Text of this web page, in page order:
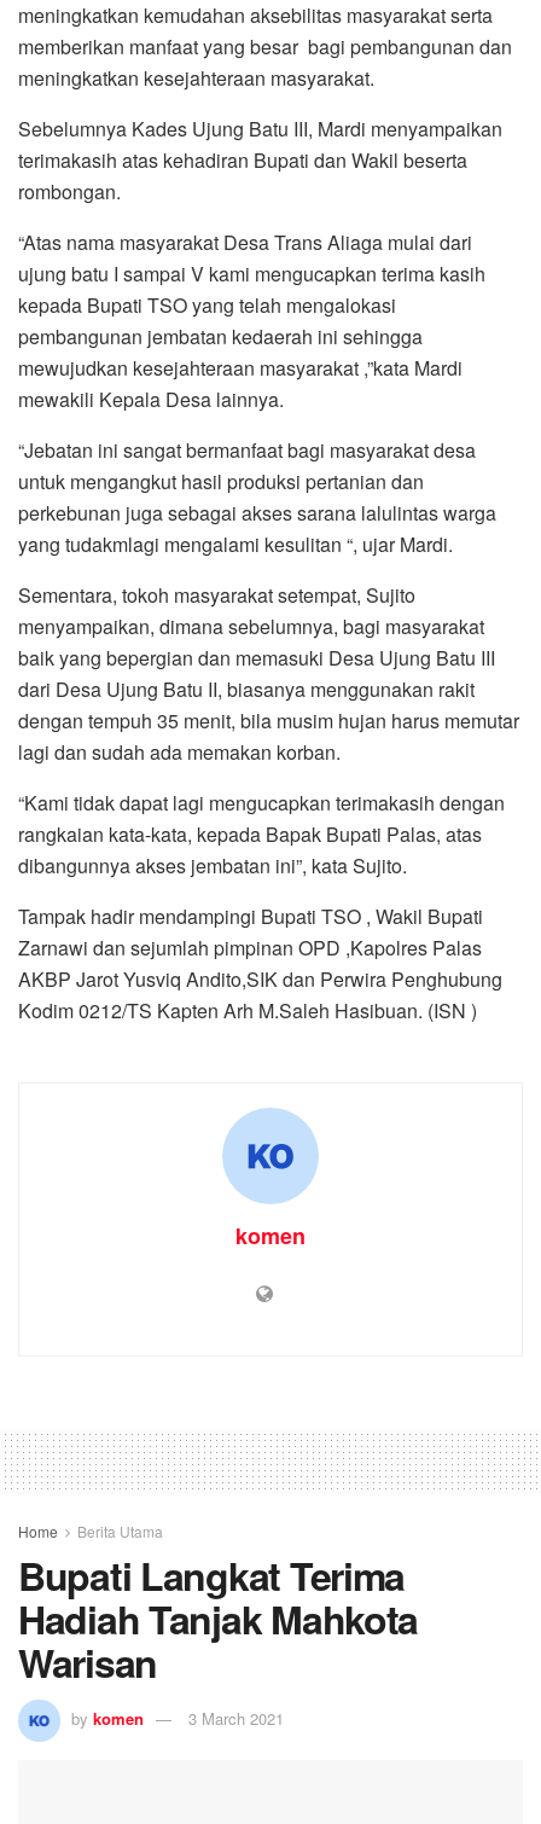
meningkatkan kemudahan aksebilitas masyarakat serta
memberikan manfaat yang besar bagi pembangunan dan
meningkatkan kesejahteraan masyarakat.
Sebelumnya Kades Ujung Batu III, Mardi menyampaikan
terimakasih atas kehadiran Bupati dan Wakil beserta
rombongan.
“Atas nama masyarakat Desa Trans Aliaga mulai dari
ujung batu I sampai V kami mengucapkan terima kasih
kepada Bupati TSO yang telah mengalokasi
pembangunan jembatan kedaerah ini sehingga
mewujudkan kesejahteraan masyarakat ,”kata Mardi
mewakili Kepala Desa lainnya.
“Jebatan ini sangat bermanfaat bagi masyarakat desa
untuk mengangkut hasil produksi pertanian dan
perkebunan juga sebagai akses sarana lalulintas warga
yang tudakmlagi mengalami kesulitan “, ujar Mardi.
Sementara, tokoh masyarakat setempat, Sujito
menyampaikan, dimana sebelumnya, bagi masyarakat
baik yang bepergian dan memasuki Desa Ujung Batu III
dari Desa Ujung Batu II, biasanya menggunakan rakit
dengan tempuh 35 menit, bila musim hujan harus memutar
lagi dan sudah ada memakan korban.
“Kami tidak dapat lagi mengucapkan terimakasih dengan
rangkaian kata-kata, kepada Bapak Bupati Palas, atas
dibangunnya akses jembatan ini”, kata Sujito.
Tampak hadir mendampingi Bupati TSO , Wakil Bupati
Zarnawi dan sejumlah pimpinan OPD ,Kapolres Palas
AKBP Jarot Yusviq Andito,SIK dan Perwira Penghubung
Kodim 0212/TS Kapten Arh M.Saleh Hasibuan. (ISN )
komen
Home Berita Utama
Bupati Langkat Terima
Hadiah Tanjak Mahkota
Warisan
by komen 3 March 2021